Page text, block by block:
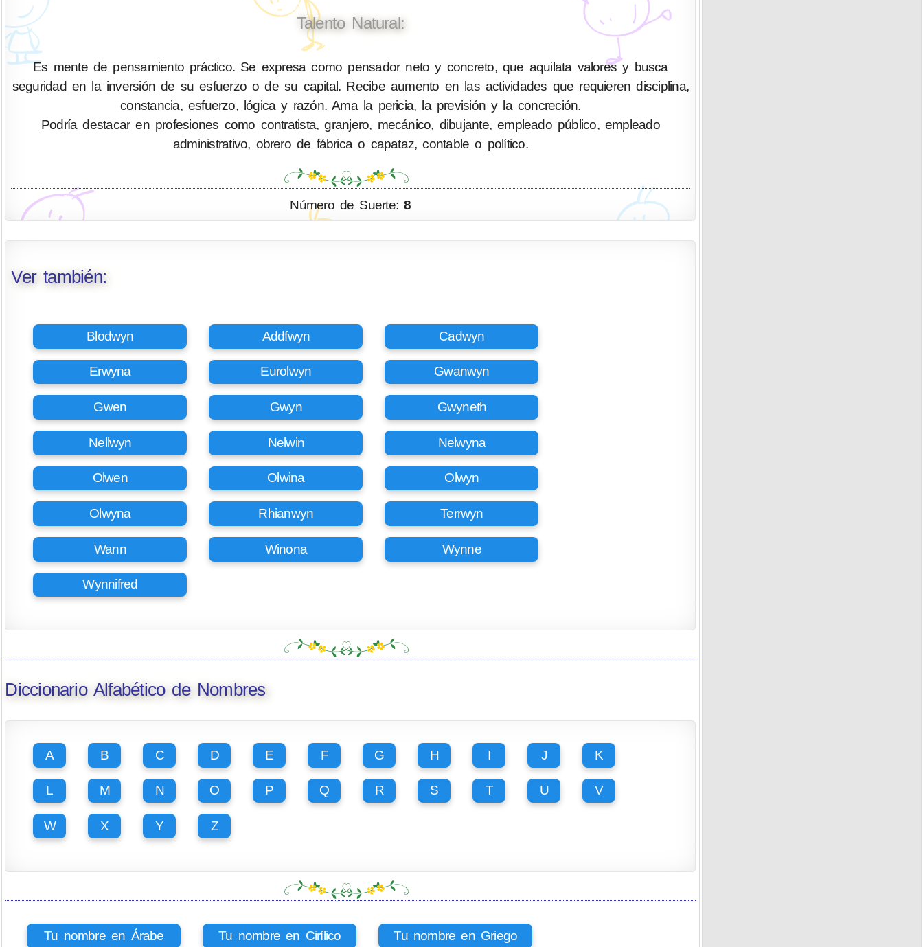
Talento Natural:
Es mente de pensamiento práctico. Se expresa como pensador neto y concreto, que aquilata valores y busca
seguridad en la inversión de su esfuerzo o de su capital. Recibe aumento en las actividades que requieren disciplina,
constancia, esfuerzo, lógica y razón. Ama la pericia, la previsión y la concreción.
Podría destacar en profesiones como contratista, granjero, mecánico, dibujante, empleado público, empleado
administrativo, obrero de fábrica o capataz, contable o político.
Número de Suerte:8
Ver también:
Blodwyn Addfwyn Cadwyn
Erwyna Eurolwyn Gwanwyn
Gwen Gwyn Gwyneth
Nellwyn Nelwin Nelwyna
Olwen Olwina Olwyn
Olwyna Rhianwyn Terrwyn
Wann Winona Wynne
Wynnifred
Diccionario Alfabético de Nombres
A B C D E F G H I J K
L M N O P Q R S T U V
W X Y Z
Tu nombre en Árabe Tu nombre en Cirílico Tu nombre en Griego